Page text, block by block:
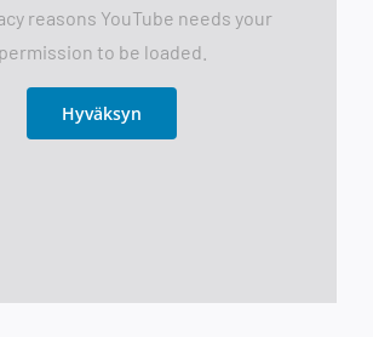
reasons YouTube needs your
permission to be loaded.
Hyväksyn